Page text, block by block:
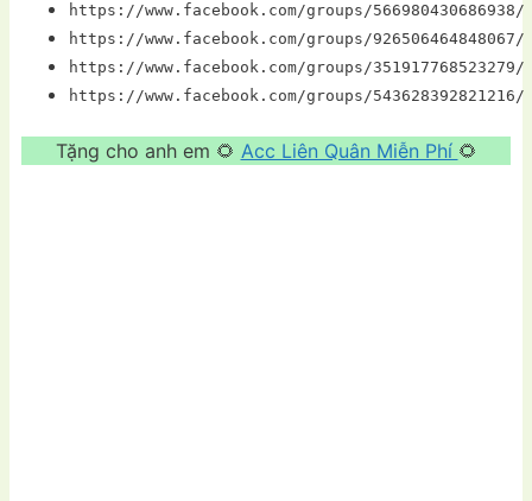
https://www.facebook.com/groups/566980430686938/
https://www.facebook.com/groups/926506464848067/
https://www.facebook.com/groups/351917768523279/
https://www.facebook.com/groups/543628392821216/
Tặng cho anh em 🌻 Acc Liên Quân Miễn Phí 🌻